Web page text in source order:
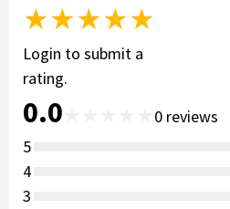
★★★★★
Login to submit a
rating.
0.0 0 reviews
5
4
3